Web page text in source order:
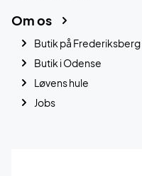
Om os
Butik på Frederiksberg
Butik i Odense
Løvens hule
Jobs